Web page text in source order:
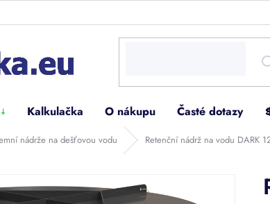
Kalkulačka O nákupu Časté dotazy
nádrže na dešťovou vodu Retenční nádrž na vodu DARK